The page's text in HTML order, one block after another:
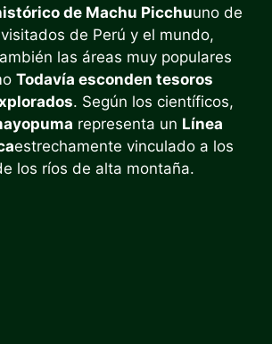
de Machu Picchuuno de
de Perú y el mundo,
las áreas muy populares
Todavía esconden tesoros
. Según los científicos,
representa un Línea
estrechamente vinculado a los
los ríos de alta montaña.